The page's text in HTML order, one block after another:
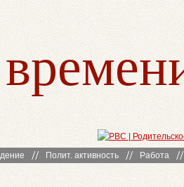
Полит. активность Работа